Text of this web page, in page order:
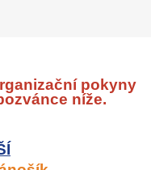
pokyny
níže.